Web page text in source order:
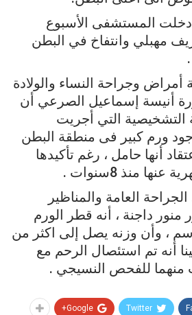
دخلت المستشفى الأسبوع
مهبلي وانتفاخ في البطن
وجراحة النساء والولادة
أنيسة إسماعيل الصرعي أن
التشخيصية التي أجريت
ورم كبير فى منطقة البطن
أنها حامل ، رغم تأكيدها
منذ 8سنوات .
العامة والمناظير
منور داجنة ، أنه قطر الورم
المستأصل ٣٥×٣٠ سم ، وأن وزنه يصل إلى اكثر من
أنه تم استئصال الرحم مع
منهما للفحص النسيجي .
Twitter
Google+